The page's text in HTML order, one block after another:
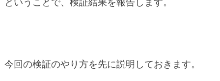
今回の検証のやり方を先に説明しておきます。